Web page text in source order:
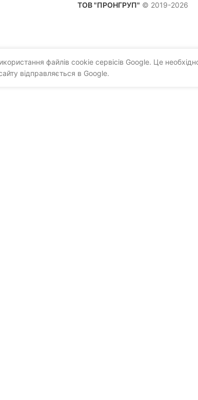
ТОВ "ПРОНГРУП" © 2019-2026
файлів cookie сервісів Google. Це
відправляється в Google.